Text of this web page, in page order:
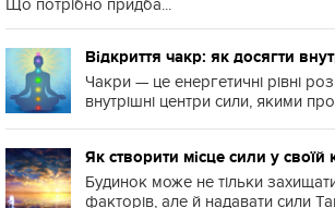
Що потрібно придба...
Відкриття чакр: як досягти
Чакри — це енергетичні рівні
внутрішні центри сили, якими
Як створити місце сили у своїй
Будинок може не тільки
факторів, але й надавати сили